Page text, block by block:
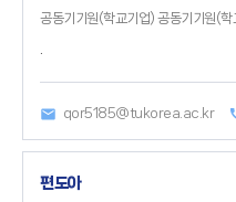
공동기기원(학교기업) 공동기기원(학
qor5185@tukorea.ac.kr
편도아